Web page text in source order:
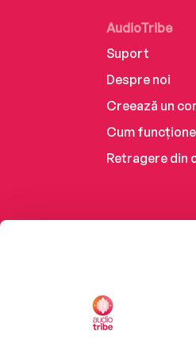
AudioTribe
Suport
Despre noi
Creează un
Cum
Retragere din